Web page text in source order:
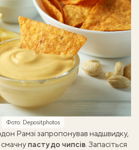
Фото: Depositphotos
Рамзі запропонував надшвидку,
пасту до чипсів. Запасіться